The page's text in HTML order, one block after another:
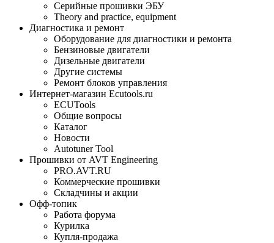
Серийные прошивки ЭБУ
Theory and practice, equipment
Диагностика и ремонт
Оборудование для диагностики и ремонта
Бензиновые двигатели
Дизельные двигатели
Другие системы
Ремонт блоков управления
Интернет-магазин Ecutools.ru
ECUTools
Общие вопросы
Каталог
Новости
Autotuner Tool
Прошивки от AVT Engineering
PRO.AVT.RU
Коммерческие прошивки
Складчины и акции
Офф-топик
Работа форума
Курилка
Купля-продажа